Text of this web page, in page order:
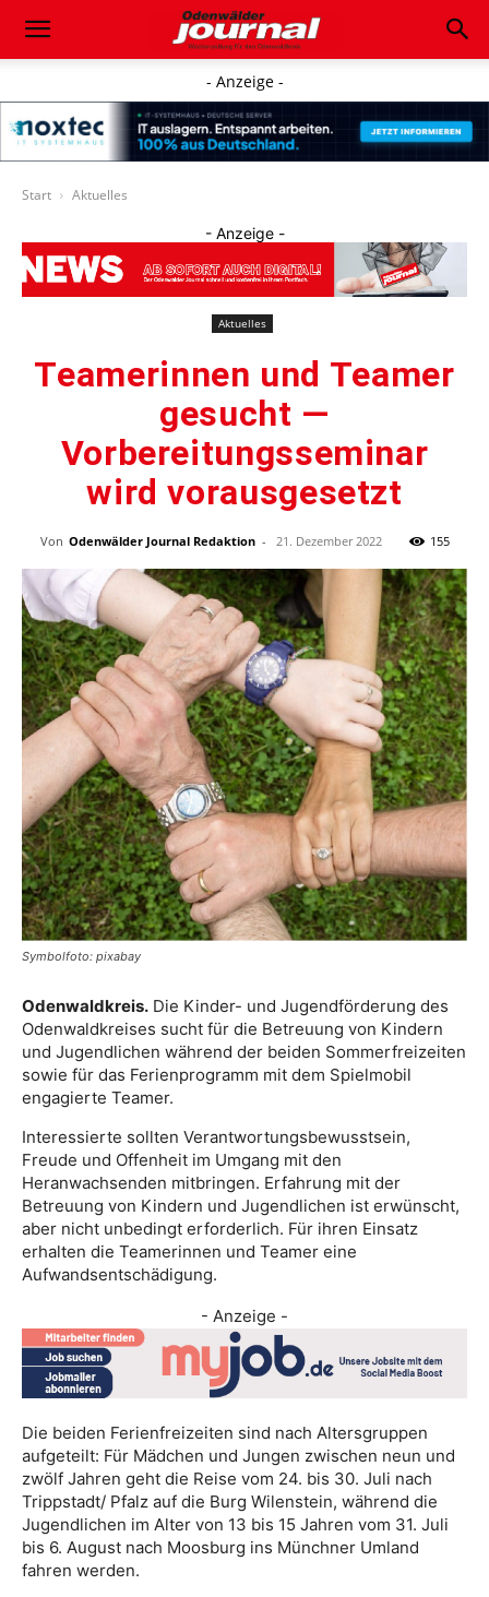
- Anzeige -
Start Aktuelles
- Anzeige -
Aktuelles
Teamerinnen und Teamer
gesucht —
Vorbereitungsseminar
wird vorausgesetzt
Von Odenwälder Journal Redaktion - 21. Dezember 2022 155
Symbolfoto: pixabay
Odenwaldkreis. Die Kinder- und Jugendförderung des
Odenwaldkreises sucht für die Betreuung von Kindern
und Jugendlichen während der beiden Sommerfreizeiten
sowie für das Ferienprogramm mit dem Spielmobil
engagierte Teamer.
Interessierte sollten Verantwortungsbewusstsein,
Freude und Offenheit im Umgang mit den
Heranwachsenden mitbringen. Erfahrung mit der
Betreuung von Kindern und Jugendlichen ist erwünscht,
aber nicht unbedingt erforderlich. Für ihren Einsatz
erhalten die Teamerinnen und Teamer eine
Aufwandsentschädigung.
- Anzeige -
Die beiden Ferienfreizeiten sind nach Altersgruppen
aufgeteilt: Für Mädchen und Jungen zwischen neun und
zwölf Jahren geht die Reise vom 24. bis 30. Juli nach
Trippstadt/ Pfalz auf die Burg Wilenstein, während die
Jugendlichen im Alter von 13 bis 15 Jahren vom 31. Juli
bis 6. August nach Moosburg ins Münchner Umland
fahren werden.